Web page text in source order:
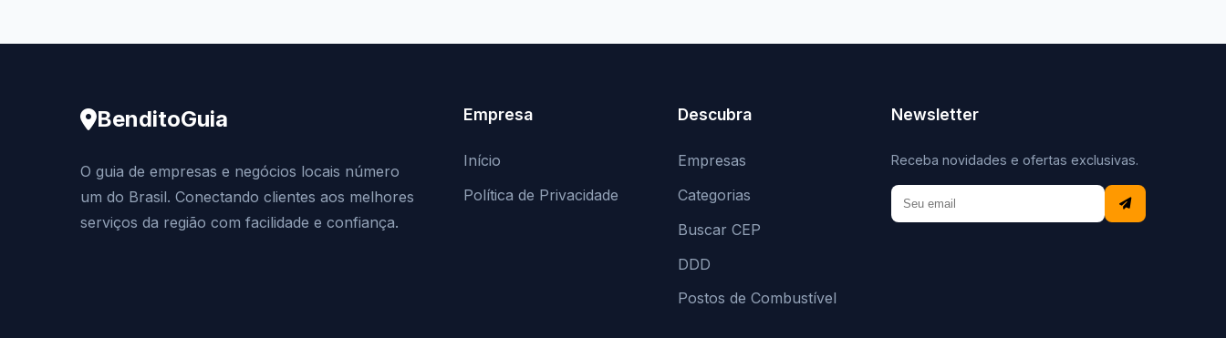
BenditoGuia
O guia de empresas e negócios locais número
um do Brasil. Conectando clientes aos melhores
serviços da região com facilidade e confiança.
Empresa
Início
Política de Privacidade
Descubra
Empresas
Categorias
Buscar CEP
DDD
Postos de Combustível
Newsletter
Receba novidades e ofertas exclusivas.